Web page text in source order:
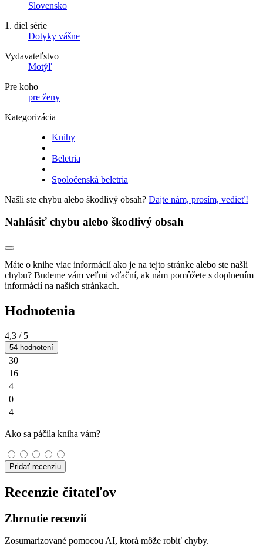
Slovensko
1. diel série
Dotyky vášne
Vydavateľstvo
Motýľ
Pre koho
pre ženy
Kategorizácia
Knihy
Beletria
Spoločenská beletria
Našli ste chybu alebo škodlivý obsah? Dajte nám, prosím, vedieť!
Nahlásiť chybu alebo škodlivý obsah
Máte o knihe viac informácií ako je na tejto stránke alebo ste našli
chybu? Budeme vám veľmi vďační, ak nám pomôžete s doplnením
informácií na našich stránkach.
Hodnotenia
4,3 / 5
54 hodnotení
30
16
4
0
4
Ako sa páčila kniha vám?
Pridať recenziu
Recenzie čitateľov
Zhrnutie recenzií
Zosumarizované pomocou AI, ktorá môže robiť chyby.